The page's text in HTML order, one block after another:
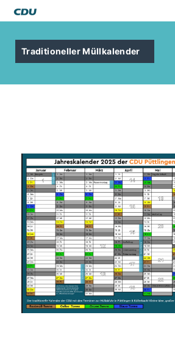
Traditioneller Müllkalender